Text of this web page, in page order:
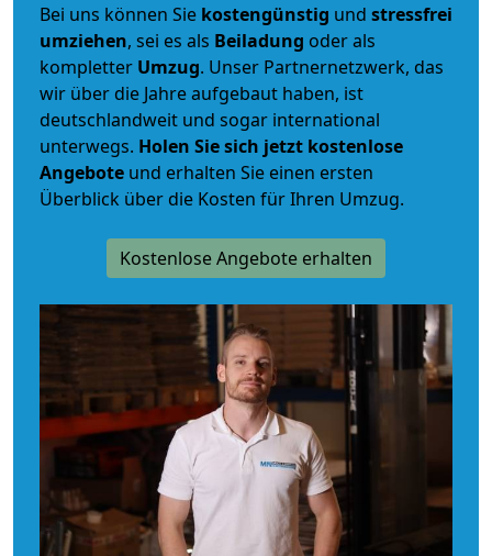
Bei uns können Sie kostengünstig und stressfrei
umziehen, sei es als Beiladung oder als
kompletter Umzug. Unser Partnernetzwerk, das
wir über die Jahre aufgebaut haben, ist
deutschlandweit und sogar international
unterwegs. Holen Sie sich jetzt kostenlose
Angebote und erhalten Sie einen ersten
Überblick über die Kosten für Ihren Umzug.
Kostenlose Angebote erhalten